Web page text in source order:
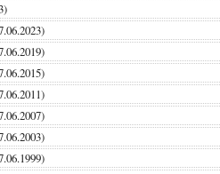
07.06.2023)
07.06.2019)
07.06.2015)
07.06.2011)
07.06.2007)
07.06.2003)
07.06.1999)